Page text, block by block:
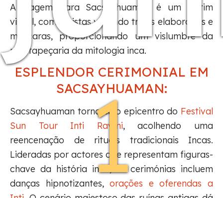
1
A viagem para Sacsayhuaman é um festim
visual, com artistas vestindo trajes elaborados e
máscaras, proporcionando um vislumbre da
rica tapeçaria da mitologia inca.
ESPLENDOR CERIMONIAL EM
SACSAYHUAMAN:
Sacsayhuaman torna-se o epicentro do Festival
Sun Tour Inti Raymi, acolhendo uma
reencenação de rituais tradicionais Incas.
Lideradas por actores que representam figuras-
chave da história inca, as cerimónias incluem
danças hipnotizantes,orações e oferendas a